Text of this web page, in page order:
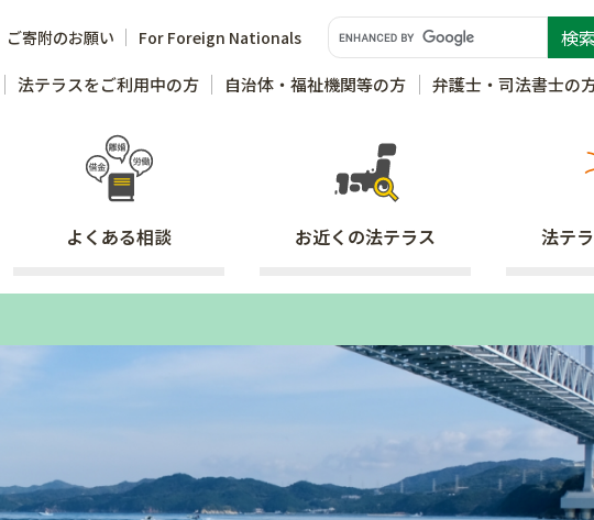
ご寄附のお願い For Foreign Nationals
法テラスをご利用中の方 自治体・福祉機関等の方 弁護士・司法書士の
よくある相談 お近くの法テラス 法テ